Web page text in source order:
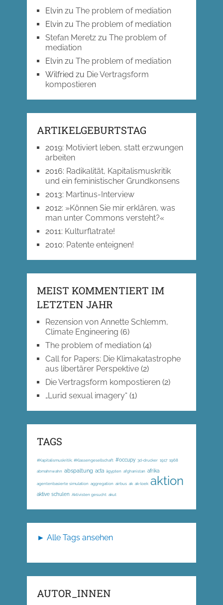
Elvinzu The problem of mediation
Elvinzu The problem of mediation
Stefan Meretzzu The problem of
mediation
Elvinzu The problem of mediation
Wilfried zu Die Vertragsform
kompostieren
ARTIKELGEBURTSTAG
2019: Motiviert leben, statt erzwungen
arbeiten
2016: Radikalität, Kapitalismuskritik
und ein feministischer Grundkonsens
2013: Martinus-Interview
2012: »Können Sie mir erklären, was
man unter Commons versteht?«
2011: Kulturflatrate!
2010: Patente enteignen!
MEIST KOMMENTIERT IM
LETZTEN JAHR
Rezension von Annette Schlemm,
Climate Engineering (6)
The problem of mediation(4)
Call for Papers: Die Klimakatastrophe
aus libertärer Perspektive(2)
Die Vertragsform kompostieren(2)
„Lurid sexual imagery“ (1)
TAGS
#Kapitalismuskritik; #Klassengesellschaft #occupy 3d-drucker 1917 1968
abmahnwahn abspaltung acta ägypten afghanistan afrika
agentenbasierte simulation aggregation airbus ak ak-loek aktion
aktive schulen Aktivisten gesucht akut
► Alle Tags ansehen
AUTOR_INNEN